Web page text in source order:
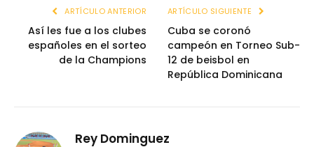
ARTÍCULO ANTERIOR
Así les fue a los clubes
españoles en el sorteo
de la Champions
ARTÍCULO SIGUIENTE
Cuba se coronó
campeón en Torneo Sub-
12 de beisbol en
República Dominicana
Rey Dominguez